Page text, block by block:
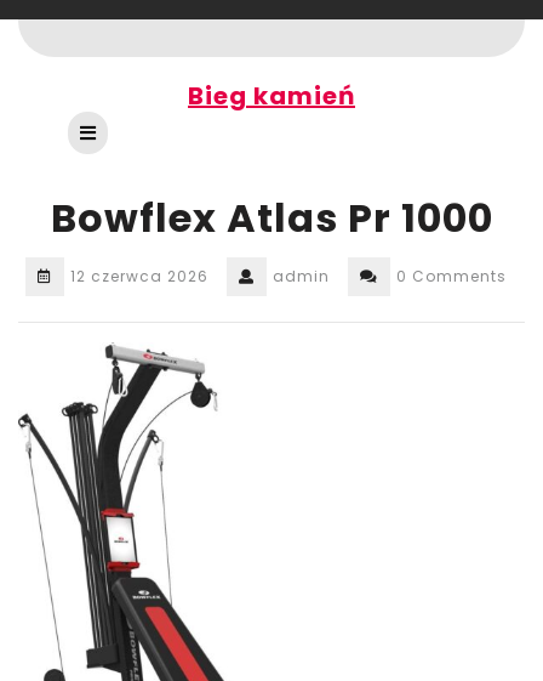
to
content
Bieg kamień
Open
Button
Bowflex Atlas Pr 1000
12 czerwca 2026 admin 0 Comments